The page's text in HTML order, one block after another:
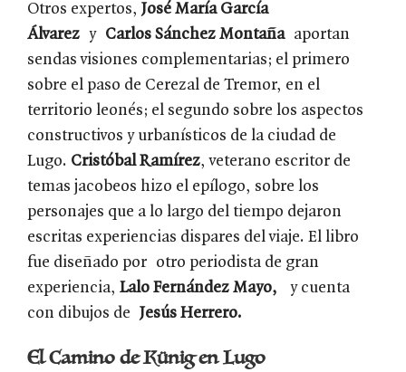
Otros expertos, José María García
Álvarez y Carlos Sánchez Montañaaportan
sendas visiones complementarias; el primero
sobre el paso de Cerezal de Tremor, en el
territorio leonés; el segundo sobre los aspectos
constructivos y urbanísticos de la ciudad de
Lugo. Cristóbal Ramírez, veterano escritor de
temas jacobeos hizo el epílogo, sobre los
personajes que a lo largo del tiempo dejaron
escritas experiencias dispares del viaje. El libro
fue diseñado por otro periodista de gran
experiencia, Lalo Fernández Mayo, y cuenta
con dibujos de Jesús Herrero.
El Camino de Künig en Lugo